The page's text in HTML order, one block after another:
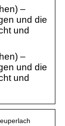
–
und die
und
–
und die
und